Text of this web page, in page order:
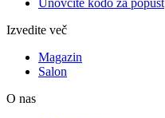
Unovčite kodo za popust
Izvedite več
Magazin
Salon
O nas